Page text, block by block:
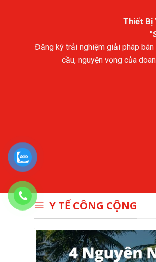
Thiết Bị
Đăng ký trải nghiệm giải pháp
cầu, nguyện vọng của
Y TẾ CÔNG CỘNG